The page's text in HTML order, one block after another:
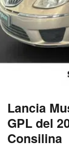
Lancia
GPL del
Consilina